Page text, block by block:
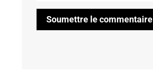
Soumettre le commentaire